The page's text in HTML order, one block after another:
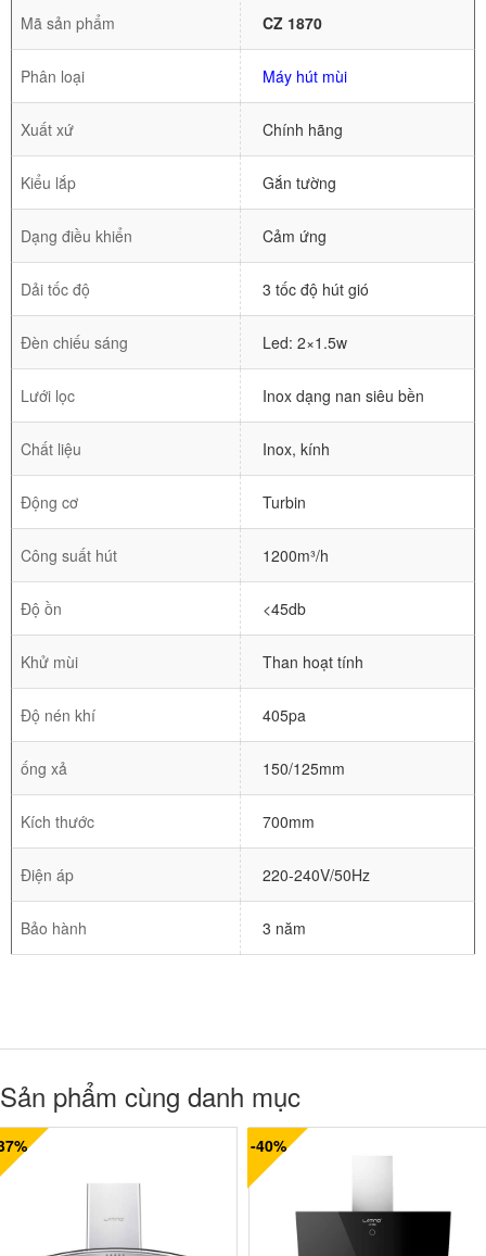
Mã sản phẩm CZ 1870
Phân loại Máy hút mùi
Xuất xứ Chính hãng
Kiểu lắp Gắn tường
Dạng điều khiển Cảm ứng
Dải tốc độ 3 tốc độ hút gió
Đèn chiếu sáng Led: 2×1.5w
Lưới lọc Inox dạng nan siêu bền
Chất liệu Inox, kính
Động cơ Turbin
Công suất hút 1200m³/h
Độ ồn <45db
Khử mùi Than hoạt tính
Độ nén khí 405pa
ống xả 150/125mm
Kích thước 700mm
Điện áp 220-240V/50Hz
Bảo hành 3 năm
Sản phẩm cùng danh mục
-40%